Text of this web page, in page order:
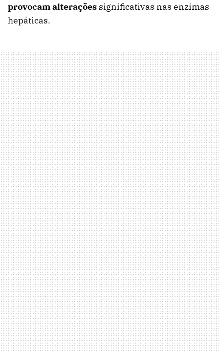
provocam alterações significativas nas enzimas
hepáticas.